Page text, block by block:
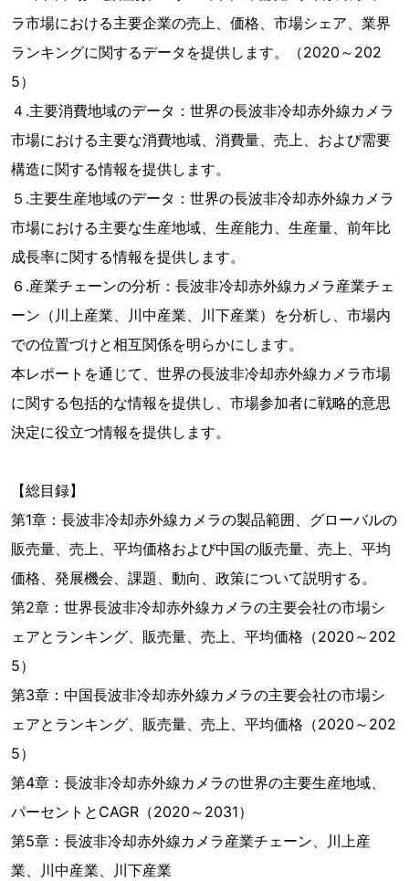
ラ市場における主要企業の売上、価格、市場シェア、業界
ランキングに関するデータを提供します。（2020～202
5）
４.主要消費地域のデータ：世界の長波非冷却赤外線カメラ
市場における主要な消費地域、消費量、売上、および需要
構造に関する情報を提供します。
５.主要生産地域のデータ：世界の長波非冷却赤外線カメラ
市場における主要な生産地域、生産能力、生産量、前年比
成長率に関する情報を提供します。
６.産業チェーンの分析：長波非冷却赤外線カメラ産業チェ
ーン（川上産業、川中産業、川下産業）を分析し、市場内
での位置づけと相互関係を明らかにします。
本レポートを通じて、世界の長波非冷却赤外線カメラ市場
に関する包括的な情報を提供し、市場参加者に戦略的意思
決定に役立つ情報を提供します。
【総目録】
第1章：長波非冷却赤外線カメラの製品範囲、グローバルの
販売量、売上、平均価格および中国の販売量、売上、平均
価格、発展機会、課題、動向、政策について説明する。
第2章：世界長波非冷却赤外線カメラの主要会社の市場シ
ェアとランキング、販売量、売上、平均価格（2020～202
5）
第3章：中国長波非冷却赤外線カメラの主要会社の市場シ
ェアとランキング、販売量、売上、平均価格（2020～202
5）
第4章：長波非冷却赤外線カメラの世界の主要生産地域、
パーセントとCAGR（2020～2031）
第5章：長波非冷却赤外線カメラ産業チェーン、川上産
業、川中産業、川下産業